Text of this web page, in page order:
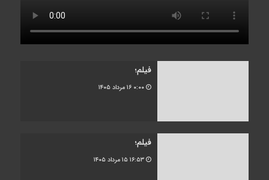
فیلم؛
۱۶ مرداد ۱۴۰۵
فیلم؛
۱۵ مرداد ۱۴۰۵